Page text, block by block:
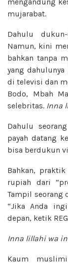
mujarabat.
Dahulu
Namun, kini
bahkan tanpa
yang
di televisi dan
Bodo, Mbah
selebritas. Inna
Dahulu
payah datang
bisa berdukun
Bahkan,
rupiah dari
Tampil seorang
“Jika Anda
depan, ketik
Inna lillahi wa
Kaum